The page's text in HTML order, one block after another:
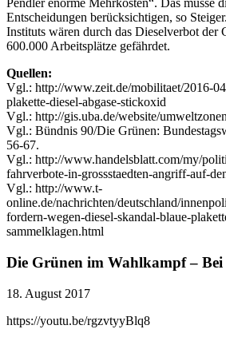
Pendler enorme Mehrkosten“. Das müsse
Entscheidungen berücksichtigen, so
Instituts wären durch das Dieselverbot der
600.000 Arbeitsplätze gefährdet.
Quellen:
Vgl.: http://www.zeit.de/mobilitaet/2016-
plakette-diesel-abgase-stickoxid
Vgl.: http://gis.uba.de/website/
Vgl.: Bündnis 90/Die Grünen:
56-67.
Vgl.: http://www.handelsblatt.com/my/
fahrverbote-in-grossstaedten-angriff-auf-
Vgl.: http://www.t-
online.de/nachrichten/deutschland/
fordern-wegen-diesel-skandal-blaue-
sammelklagen.html
Die Grünen im Wahlkampf – Bei
18. August 2017
https://youtu.be/rgzvtyyBlq8